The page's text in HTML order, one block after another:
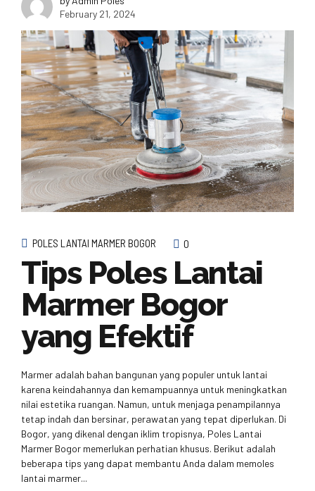
February 21, 2024
POLES LANTAI MARMER BOGOR 0
Tips Poles Lantai
Marmer Bogor
yang Efektif
Marmer adalah bahan bangunan yang populer untuk lantai
karena keindahannya dan kemampuannya untuk meningkatkan
nilai estetika ruangan. Namun, untuk menjaga penampilannya
tetap indah dan bersinar, perawatan yang tepat diperlukan. Di
Bogor, yang dikenal dengan iklim tropisnya, Poles Lantai
Marmer Bogor memerlukan perhatian khusus. Berikut adalah
beberapa tips yang dapat membantu Anda dalam memoles
lantai marmer...